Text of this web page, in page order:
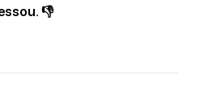
👎